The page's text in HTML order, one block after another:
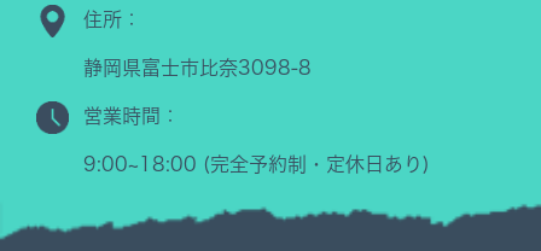
住所：
静岡県富士市比奈3098-8
営業時間：
9:00~18:00 (完全予約制・定休日あり)